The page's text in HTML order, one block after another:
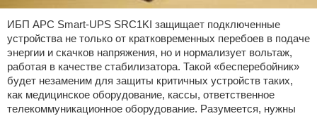
ИБП APC Smart-UPS SRC1KI защищает подключенные
устройства не только от кратковременных перебоев в подаче
энергии и скачков напряжения, но и нормализует вольтаж,
работая в качестве стабилизатора. Такой «бесперебойник»
будет незаменим для защиты критичных устройств таких,
как медицинское оборудование, кассы, ответственное
телекоммуникационное оборудование. Разумеется, нужны